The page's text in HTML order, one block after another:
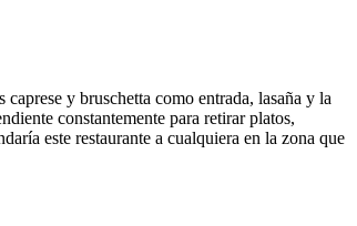
y bruschetta como entrada, lasaña y la
constantemente para retirar platos,
este restaurante a cualquiera en la zona que